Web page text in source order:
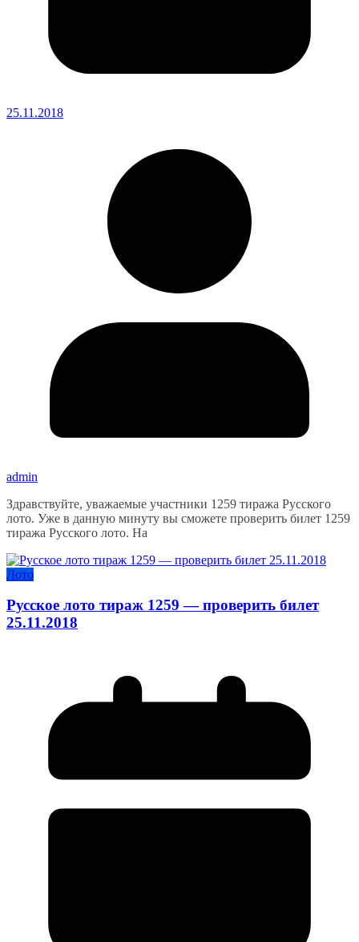
25.11.2018
admin
Здравствуйте, уважаемые участники 1259 тиража Русского
лото. Уже в данную минуту вы сможете проверить билет 1259
тиража Русского лото. На
Лото
Русское лото тираж 1259 — проверить билет
25.11.2018